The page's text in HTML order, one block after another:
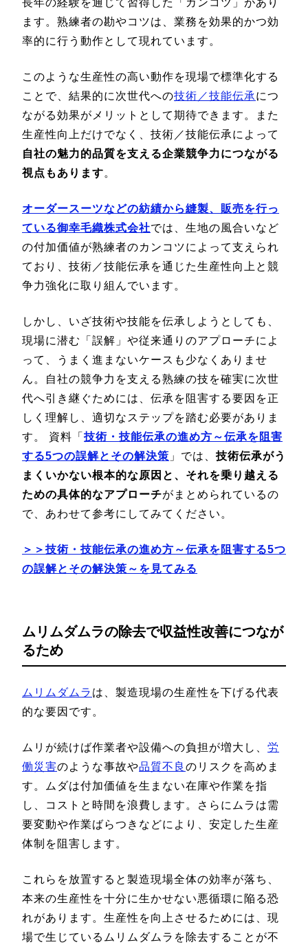
ます。熟練者の勘やコツは、業務を効果的かつ効
率的に行う動作として現れています。
このような生産性の高い動作を現場で標準化する
ことで、結果的に次世代への技術／技能伝承につ
ながる効果がメリットとして期待できます。また
生産性向上だけでなく、技術／技能伝承によって
自社の魅力的品質を支える企業競争力につながる
視点もあります。
オーダースーツなどの紡績から縫製、販売を行っ
ている御幸毛織株式会社では、生地の風合いなど
の付加価値が熟練者のカンコツによって支えられ
ており、技術／技能伝承を通じた生産性向上と競
争力強化に取り組んでいます。
しかし、いざ技術や技能を伝承しようとしても、
現場に潜む「誤解」や従来通りのアプローチによ
って、うまく進まないケースも少なくありませ
ん。自社の競争力を支える熟練の技を確実に次世
代へ引き継ぐためには、伝承を阻害する要因を正
しく理解し、適切なステップを踏む必要がありま
す。 資料「 技術・技能伝承の進め方～伝承を阻害
する5つの誤解とその解決策 」では、 技術伝承がう
まくいかない根本的な原因と、それを乗り越える
ための具体的なアプローチがまとめられているの
で、あわせて参考にしてみてください。
＞＞技術・技能伝承の進め方～伝承を阻害する5つ
の誤解とその解決策～を見てみる
ムリムダムラの除去で収益性改善につなが
るため
ムリムダムラ は、製造現場の生産性を下げる代表
的な要因です。
ムリが続けば作業者や設備への負担が増大し、 労
働災害のような事故や品質不良 のリスクを高めま
す。ムダは付加価値を生まない在庫や作業を指
し、コストと時間を浪費します。さらにムラは需
要変動や作業ばらつきなどにより、安定した生産
体制を阻害します。
これらを放置すると製造現場全体の効率が落ち、
本来の生産性を十分に生かせない悪循環に陥る恐
れがあります。生産性を向上させるためには、現
場で生じているムリムダムラを除去することが不